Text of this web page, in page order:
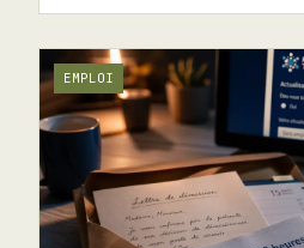
EMPLOI